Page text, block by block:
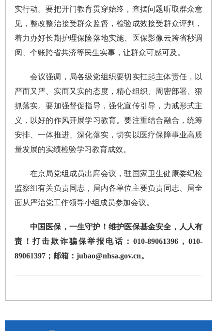
实行动。要把开门教育贯穿始终，查摆问题听取群众意
见，整改整治接受群众监督，检验成效接受群众评判，
着力办好长期护理保险落地实施、医保影像云跨省秒调
阅、个账跨省共济等民生实事，让群众可感可及。
会议强调，局各级党组织要切实扛起主体责任，以
严而又严、实而又实的态度，精心组织、周密部署、狠
抓落实。要加强督促指导，强化宣传引导，力戒形式主
义，以好的作风开展学习教育。要注重结合融合，统筹
安排、一体推进、深化落实，切实以医疗保障事业高质
量发展的实绩检验学习教育成效。
在京局党组成员出席会议，驻国家卫生健康委纪检
监察组有关负责同志，局内各单位主要负责同志、局全
面从严治党工作领导小组成员参加会议。
中国医保，一生守护！维护医保基金安全，人人有
责！打击欺诈骗保举报电话：010-89061396，010-
89061397；邮箱：jubao@nhsa.gov.cn。